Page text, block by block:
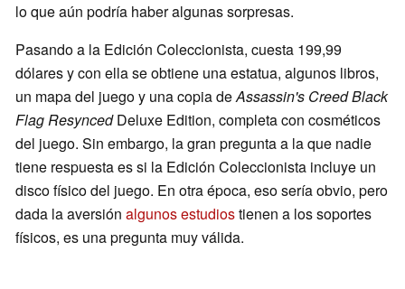
lo que aún podría haber algunas sorpresas.
Pasando a la Edición Coleccionista, cuesta 199,99
dólares y con ella se obtiene una estatua, algunos libros,
un mapa del juego y una copia deAssassin's Creed Black
Flag ResyncedDeluxe Edition, completa con cosméticos
del juego. Sin embargo, la gran pregunta a la que nadie
tiene respuesta es si la Edición Coleccionista incluye un
disco físico del juego. En otra época, eso sería obvio, pero
dada la aversión algunos estudiostienen a los soportes
físicos, es una pregunta muy válida.